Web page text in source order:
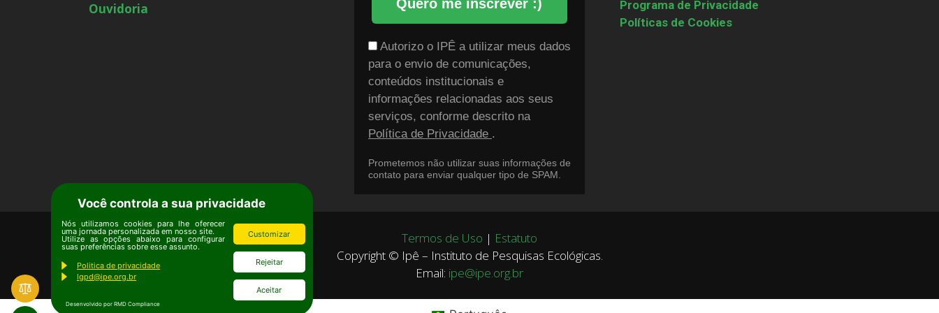
Ouvidoria Quero me inscrever :)
Autorizo o IPÊ a utilizar meus dados
para o envio de comunicações,
conteúdos institucionais e
informações relacionadas aos seus
serviços, conforme descrito na
Política de Privacidade .
Prometemos não utilizar suas informações de
contato para enviar qualquer tipo de SPAM.
Programa de Privacidade
Políticas de Cookies
Termos de Uso | Estatuto
Copyright © Ipê – Instituto de Pesquisas Ecológicas.
Email: ipe@ipe.org.br
Você controla a sua privacidade
Nós utilizamos cookies para lhe oferecer
uma jornada personalizada em nosso site.
Utilize as opções abaixo para configurar
suas preferências sobre esse assunto.
Politica de privacidade
lgpd@ipe.org.br
Customizar
Rejeitar
Aceitar
Desenvolvido por RMD Compliance